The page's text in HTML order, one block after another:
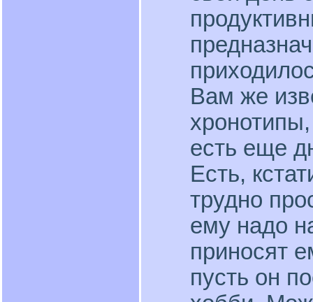
Вам же
есть еще
Есть,
трудно
ему надо
приносят
пусть он